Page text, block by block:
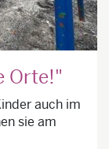
Orte!"
auch im
sie am